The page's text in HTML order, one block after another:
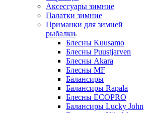
Аксессуары зимние
Палатки зимние
Приманки для зимней
рыбалки
Блесны Kuusamo
Блесны Puustjarven
Блесны Akara
Блесны MF
Балансиры
Балансиры Rapala
Блесны ECOPRO
Балансиры Lucky John